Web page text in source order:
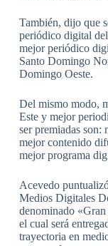
También, dijo que
periódico digital
mejor periódico
Santo Domingo
Domingo Oeste.
Del mismo modo,
Este y mejor
ser premiadas
mejor contenido
mejor programa
Acevedo
Medios Digitales
denominado
el cual será
trayectoria en